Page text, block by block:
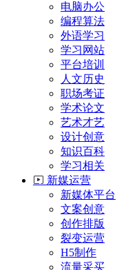
电脑办公
编程算法
外语学习
学习网站
平台培训
人文历史
职场考证
学术论文
艺术才艺
设计创意
知识百科
学习相关
新媒运营
新媒体平台
文案创意
创作排版
裂变运营
H5制作
流量采买